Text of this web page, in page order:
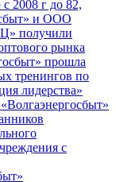
2008 г до 82,
и ООО
получили
рынка
прошла
тренингов по
лидерства»
с